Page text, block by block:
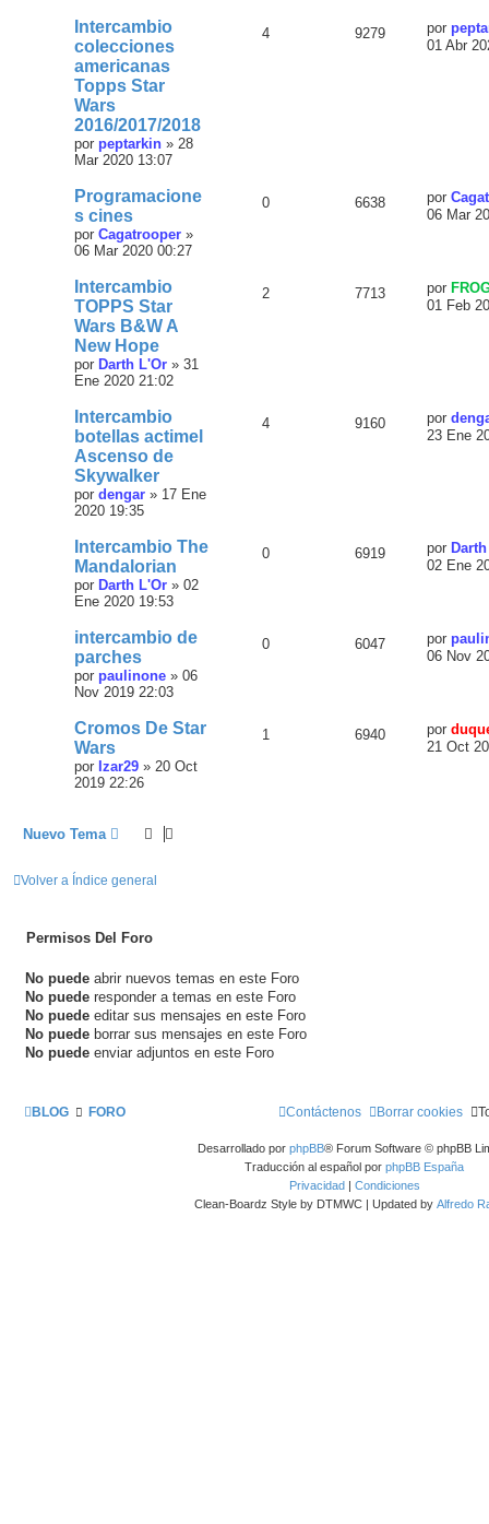
Intercambio
colecciones
americanas
Topps Star
Wars
2016/2017/2018
por peptarkin » 28
Mar 2020 13:07
4 9279 por
01 Abr
Programacione
s cines
por Cagatrooper »
06 Mar 2020 00:27
0 6638 por
06 Mar
Intercambio
TOPPS Star
Wars B&W A
New Hope
por Darth L'Or » 31
Ene 2020 21:02
2 7713 por
01 Feb
Intercambio
botellas actimel
Ascenso de
Skywalker
por dengar » 17 Ene
2020 19:35
4 9160 por
23 Ene
Intercambio The
Mandalorian
por Darth L'Or » 02
Ene 2020 19:53
0 6919 por
02 Ene
intercambio de
parches
por paulinone » 06
Nov 2019 22:03
0 6047 por
06 Nov
Cromos De Star
Wars
por Izar29 » 20 Oct
2019 22:26
1 6940 por
21 Oct
Nuevo Tema
Volver a Índice general
Permisos Del Foro
No puede abrir nuevos temas en este Foro
No puede responder a temas en este Foro
No puede editar sus mensajes en este Foro
No puede borrar sus mensajes en este Foro
No puede enviar adjuntos en este Foro
BLOG FORO Borrar cookies
Contáctenos
Desarrollado por phpBB® Forum Software © phpBB
Traducción al español por phpBB España
Privacidad| Condiciones
Clean-Boardz Style by DTMWC | Updated by Alfredo